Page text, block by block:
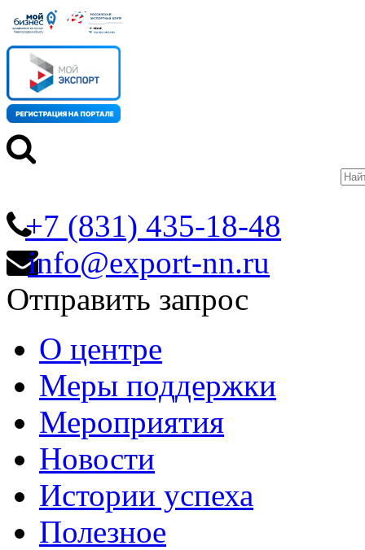
+7 (831) 435-18-48
info@export-nn.ru
Отправить запрос
О центре
Меры поддержки
Мероприятия
Новости
Истории успеха
Полезное